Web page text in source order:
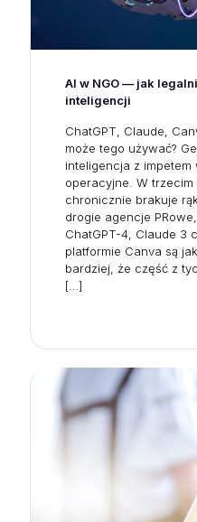
AI w NGO — jak
inteligencji
ChatGPT, Claude,
może tego używać?
inteligencja z
operacyjne. W
chronicznie brakuje
drogie agencje
ChatGPT-4, Claude 3
platformie Canva są
bardziej, że część z
[…]